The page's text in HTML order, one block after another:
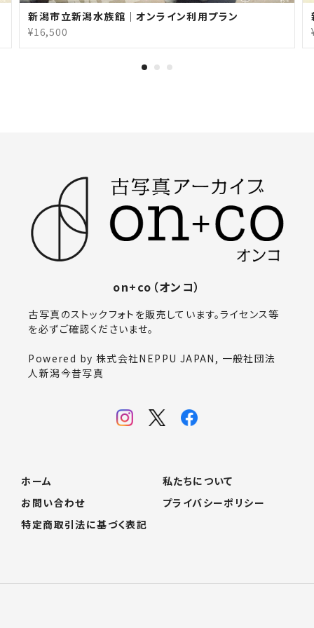
新潟市立新潟水族館｜オンライン利用プラン
¥16,500
on+co（オンコ）
古写真のストックフォトを販売しています。ライセンス等
を必ずご確認くださいませ。
Powered by 株式会社NEPPU JAPAN, 一般社団法
人新潟今昔写真
ホーム
私たちについて
お問い合わせ
プライバシーポリシー
特定商取引法に基づく表記